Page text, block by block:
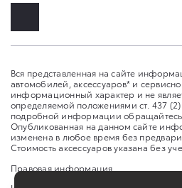
Вся представленная на сайте
автомобилей, аксессуаров* и
информационный характер и не
определяемой положениями ст. 437
подробной информации обращайтесь
Опубликованная на данном сайте
изменена в любое время без
Стоимость аксессуаров указана без
Правовая информация